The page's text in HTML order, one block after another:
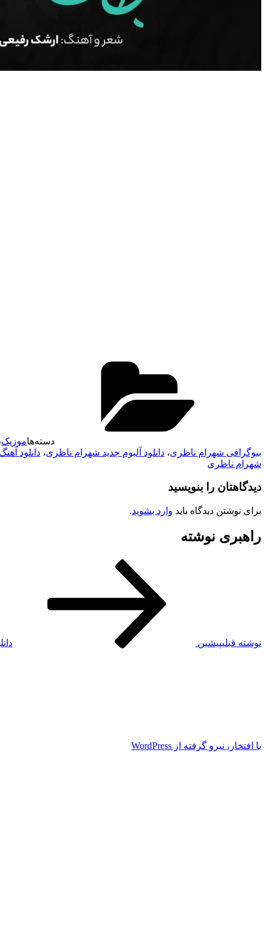
دسته‌هاموزیک
بیوگرافی شهرام ناظری، دانلود آلبوم جدید شهرام ناظری، دانلود
شهرام ناظری
دیدگاهتان را بنویسید
برای نوشتن دیدگاه باید وارد بشوید.
راهبری نوشته
نوشته قبلیپیشین
با افتخار، نیرو گرفته از WordPress